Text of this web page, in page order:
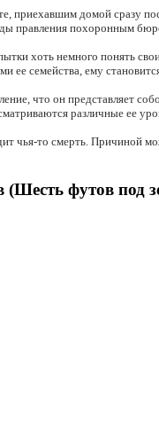
приехавшим домой сразу
правления похоронным
хоть немного понять
ее семейства, ему
что он представляет
различные ее
чья-то смерть. Причиной
(Шесть футов под